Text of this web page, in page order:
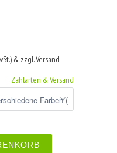
& zzgl. Versand
Zahlarten & Versand